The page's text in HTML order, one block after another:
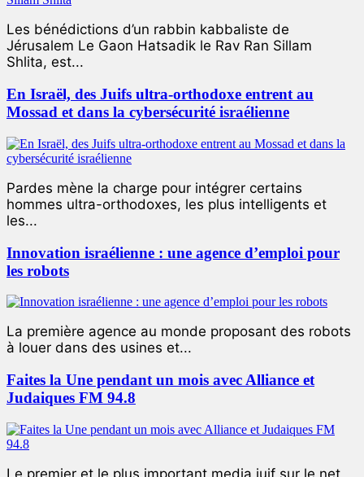
Les bénédictions d’un rabbin kabbaliste de
Jérusalem Le Gaon Hatsadik le Rav Ran Sillam
Shlita, est...
En Israël, des Juifs ultra-orthodoxe entrent au
Mossad et dans la cybersécurité israélienne
Pardes mène la charge pour intégrer certains
hommes ultra-orthodoxes, les plus intelligents et
les...
Innovation israélienne : une agence d’emploi pour
les robots
La première agence au monde proposant des robots
à louer dans des usines et...
Faites la Une pendant un mois avec Alliance et
Judaiques FM 94.8
Le premier et le plus important media juif sur le net